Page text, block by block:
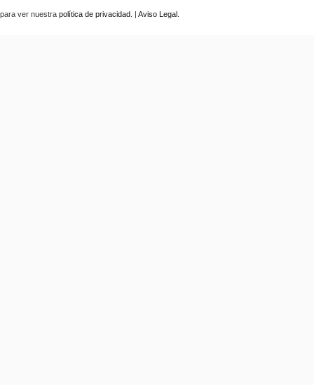
para ver nuestra política de privacidad . | Aviso Legal